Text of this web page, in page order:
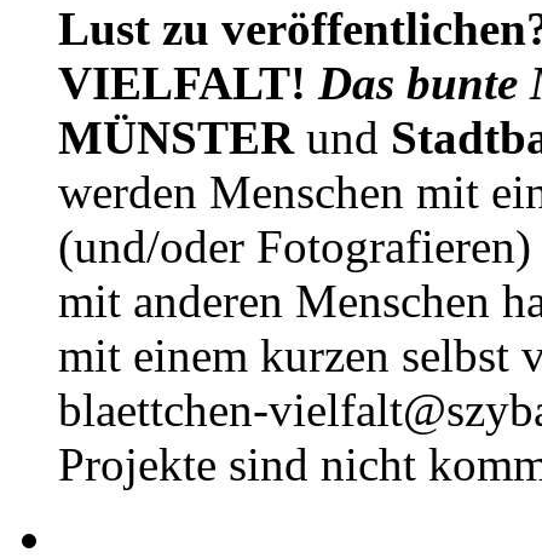
Lust zu
VIELFALT! Das bunte
MÜNSTER und
werden Menschen mit
(und/oder
mit anderen Menschen
mit einem kurzen selbst
blaettchen-
Projekte sind nicht